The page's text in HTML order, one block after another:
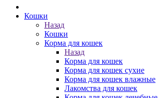
Кошки
Назад
Кошки
Корма для кошек
Назад
Корма для кошек
Корма для кошек сухие
Корма для кошек влажные
Лакомства для кошек